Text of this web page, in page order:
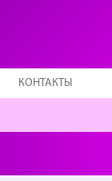
КОНТАКТЫ